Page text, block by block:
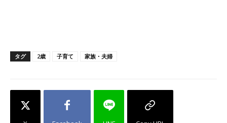
タグ 2歳 子育て 家族・夫婦